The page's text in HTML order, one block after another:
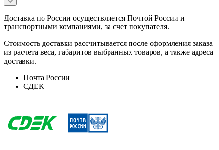
Доставка по России осуществляется Почтой России и
транспортными компаниями, за счет покупателя.
Стоимость доставки рассчитывается после оформления заказа
из расчета веса, габаритов выбранных товаров, а также адреса
доставки.
Почта России
СДЕК